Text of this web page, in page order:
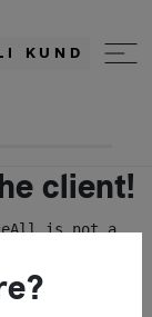
KUND
client!
is not a